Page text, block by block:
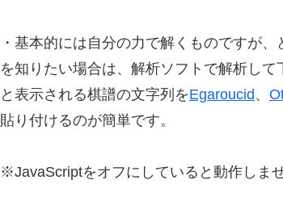
・基本的には自分の力で解くものですが
を知りたい場合は、解析ソフトで解析して
と表示される棋譜の文字列をEgaroucid、
貼り付けるのが簡単です。
※JavaScriptをオフにしていると動作しませ